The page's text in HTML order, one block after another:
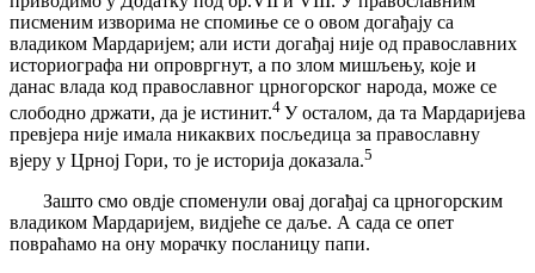
писменим изворима не спомиње се о овом догађају са
владиком Мардаријем; али исти догађај није од православних
историографа ни опровргнут, а по злом мишљењу, које и
данас влада код православног црногорског народа, може се
слободно држати, да је истинит.4 У осталом, да та Мардаријева
превјера није имала никаквих посљедица за православну
вјеру у Црној Гори, то је историја доказала.5
Зашто смо овдје споменули овај догађај са црногорским
владиком Мардаријем, видјеће се даље. А сада се опет
повраћамо на ону морачку посланицу папи.